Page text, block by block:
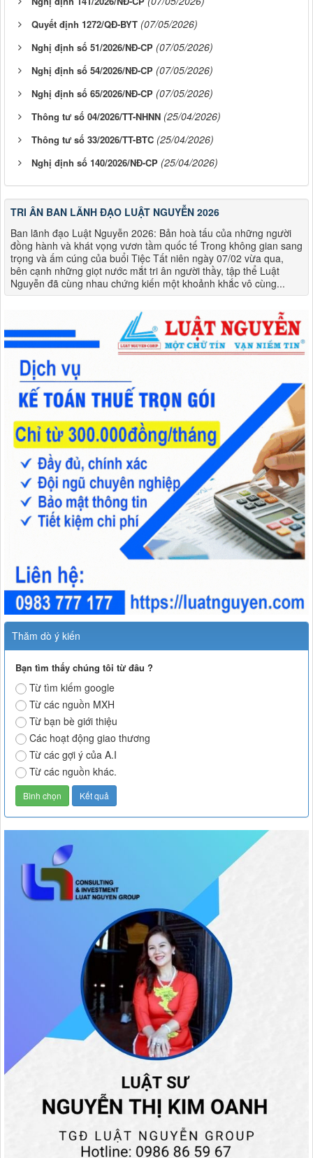
Quyết định 1272/QĐ-BYT (07/05/2026)
Nghị định số 51/2026/NĐ-CP (07/05/2026)
Nghị định số 54/2026/NĐ-CP (07/05/2026)
Nghị định số 65/2026/NĐ-CP (07/05/2026)
Thông tư số 04/2026/TT-NHNN (25/04/2026)
Thông tư số 33/2026/TT-BTC (25/04/2026)
Nghị định số 140/2026/NĐ-CP (25/04/2026)
TRI ÂN BAN LÃNH ĐẠO LUẬT NGUYỄN 2026
Ban lãnh đạo Luật Nguyễn 2026: Bản hoà tấu của những người
đồng hành và khát vọng vươn tầm quốc tế Trong không gian sang
trọng và ấm cúng của buổi Tiệc Tất niên ngày 07/02 vừa qua,
bên cạnh những giọt nước mắt tri ân người thầy, tập thể Luật
Nguyễn đã cùng nhau chứng kiến một khoảnh khắc vô cùng...
Thăm dò ý kiến
Bạn tìm thấy chúng tôi từ đâu ?
Từ tìm kiếm google
Từ các nguồn MXH
Từ bạn bè giới thiệu
Các hoạt động giao thương
Từ các gợi ý của A.I
Từ các nguồn khác.